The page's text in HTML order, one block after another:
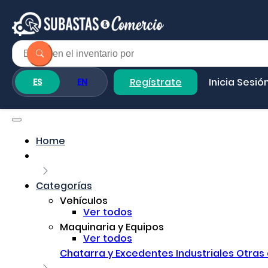
ES EN Regístrate Inicia
Home
Categorías
Vehículos
Ver todos
Maquinaria y Equipos
Ver todos
Chatarra y Excedentes Industriales Otras